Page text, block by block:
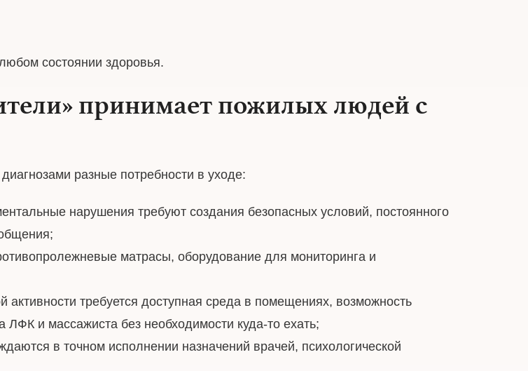
состоянии здоровья.
принимает пожилых людей с
разные потребности в уходе:
нарушения требуют создания безопасных условий, постоянного
матрасы, оборудование для мониторинга и
требуется доступная среда в помещениях, возможность
и массажиста без необходимости куда-то ехать;
в точном исполнении назначений врачей, психологической